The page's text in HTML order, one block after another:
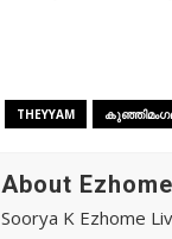
THEYYAM
About
Soorya K Ezhome